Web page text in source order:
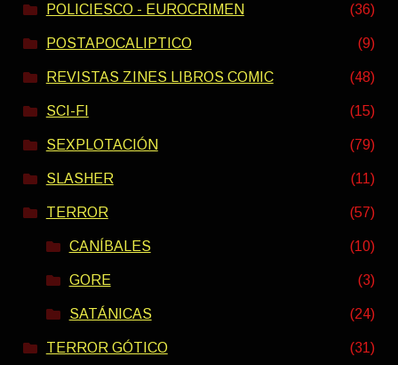
POLICIESCO - EUROCRIMEN (36)
POSTAPOCALIPTICO (9)
REVISTAS ZINES LIBROS COMIC (48)
SCI-FI (15)
SEXPLOTACIÓN (79)
SLASHER (11)
TERROR (57)
CANÍBALES (10)
GORE (3)
SATÁNICAS (24)
TERROR GÓTICO (31)